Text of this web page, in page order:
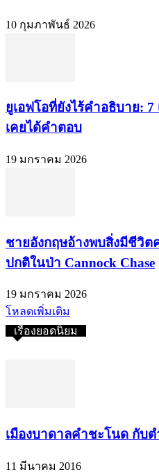
10 กุมภาพันธ์ 2026
ยูเอฟโอที่ยังไร้คำอธิบาย:
เคยได้คำตอบ
19 มกราคม 2026
ชายอังกฤษอ้างพบสิ่งมีชีวิต
ปกติในป่า Cannock Chase
19 มกราคม 2026
โหลดเพิ่มเติม
เรื่องยอดนิยม
เมืองบาดาลคำชะโนด กับ
11 มีนาคม 2016